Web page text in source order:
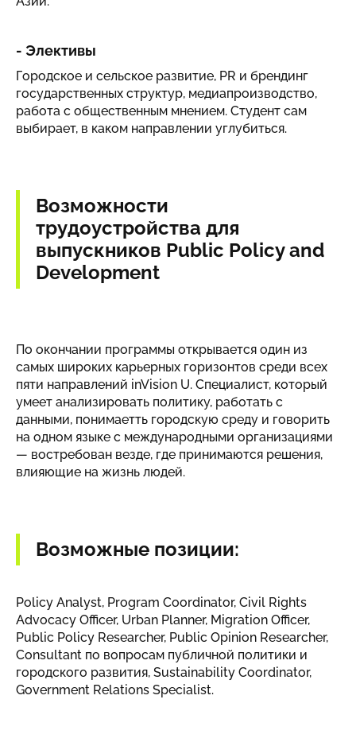
- Элективы
Городское и сельское развитие, PR и брендинг
государственных структур, медиапроизводство,
работа с общественным мнением. Студент сам
выбирает, в каком направлении углубиться.
Возможности
трудоустройства для
выпускников Public Policy and
Development
По окончании программы открывается один из
самых широких карьерных горизонтов среди всех
пяти направлений inVision U. Специалист, который
умеет анализировать политику, работать с
данными, понимаетть городскую среду и говорить
на одном языке с международными организациями
— востребован везде, где принимаются решения,
влияющие на жизнь людей.
Возможные позиции:
Policy Analyst, Program Coordinator, Civil Rights
Advocacy Officer, Urban Planner, Migration Officer,
Public Policy Researcher, Public Opinion Researcher,
Consultant по вопросам публичной политики и
городского развития, Sustainability Coordinator,
Government Relations Specialist.